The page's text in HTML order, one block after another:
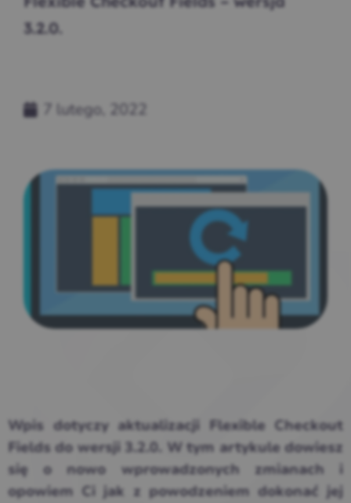
3.2.0.
7 lutego, 2022
Wpis dotyczy aktualizacji Flexible Checkout
Fields do wersji 3.2.0. W tym artykule dowiesz
się o nowo wprowadzonych zmianach i
opowiem Ci jak z powodzeniem dokonać jej